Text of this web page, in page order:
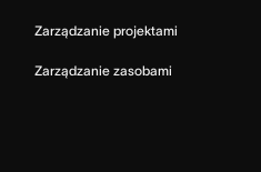
Zarządzanie projektami
Zarządzanie zasobami